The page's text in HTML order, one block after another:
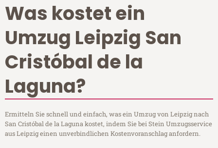
Was kostet ein
Umzug Leipzig San
Cristóbal de la
Laguna?
Ermitteln Sie schnell und einfach, was ein Umzug von Leipzig nach
San Cristóbal de la Laguna kostet, indem Sie bei Stein Umzugsservice
aus Leipzig einen unverbindlichen Kostenvoranschlag anfordern.